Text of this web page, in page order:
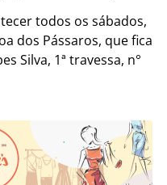
todos os sábados,
dos Pássaros, que fica
Silva, 1ª travessa, n°